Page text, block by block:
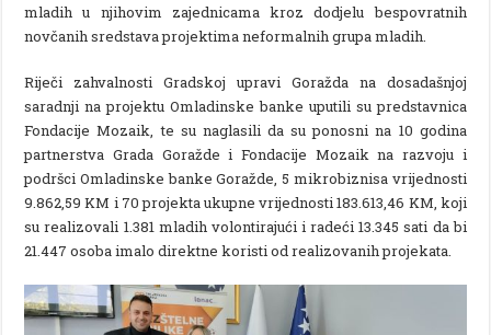
mladih u njihovim zajednicama kroz dodjelu bespovratnih
novčanih sredstava projektima neformalnih grupa mladih.
Riječi zahvalnosti Gradskoj upravi Goražda na dosadašnjoj
saradnji na projektu Omladinske banke uputili su predstavnica
Fondacije Mozaik, te su naglasili da su ponosni na 10 godina
partnerstva Grada Goražde i Fondacije Mozaik na razvoju i
podršci Omladinske banke Goražde, 5 mikrobiznisa vrijednosti
9.862,59 KM i 70 projekta ukupne vrijednosti 183.613,46 KM, koji
su realizovali 1.381 mladih volontirajući i radeći 13.345 sati da bi
21.447 osoba imalo direktne koristi od realizovanih projekata.